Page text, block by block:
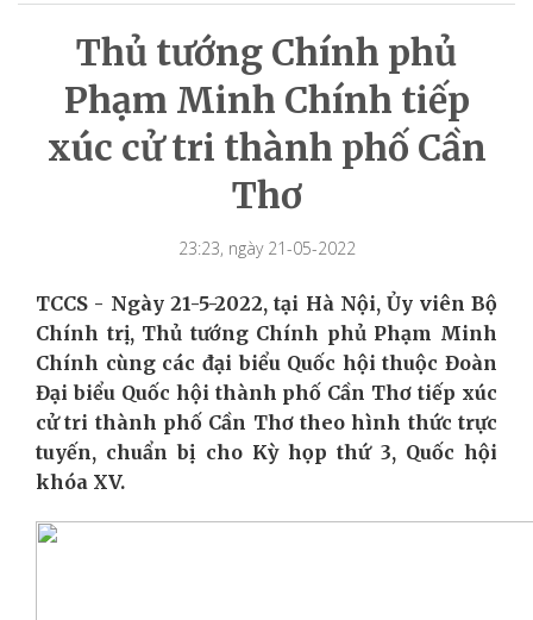
Thủ tướng Chính phủ
Phạm Minh Chính tiếp
xúc cử tri thành phố Cần
Thơ
23:23, ngày 21-05-2022
TCCS - Ngày 21-5-2022, tại Hà Nội, Ủy viên Bộ
Chính trị, Thủ tướng Chính phủ Phạm Minh
Chính cùng các đại biểu Quốc hội thuộc Đoàn
Đại biểu Quốc hội thành phố Cần Thơ tiếp xúc
cử tri thành phố Cần Thơ theo hình thức trực
tuyến, chuẩn bị cho Kỳ họp thứ 3, Quốc hội
khóa XV.